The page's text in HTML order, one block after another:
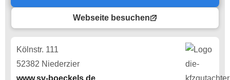
Webseite besuchen
Kölnstr. 111
52382 Niederzier
www.sv-boeckels.de